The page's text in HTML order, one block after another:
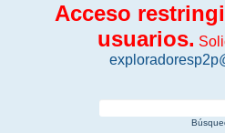
Acceso
usuarios.